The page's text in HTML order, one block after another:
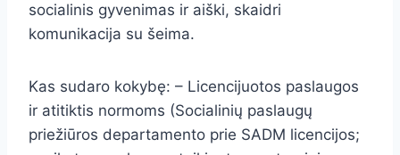
socialinis gyvenimas ir aiški, skaidri
komunikacija su šeima.
Kas sudaro kokybę: – Licencijuotos paslaugos
ir atitiktis normoms (Socialinių paslaugų
priežiūros departamento prie SADM licencijos;